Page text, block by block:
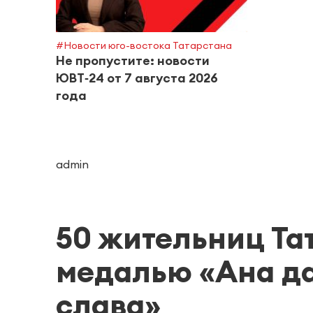
#Новости юго-востока Татарстана
Не пропустите: новости
ЮВТ‑24 от 7 августа 2026
года
admin
50 жительниц
медалью «Ана
слава»